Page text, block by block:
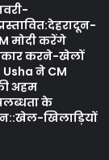
मोदी करेंगे
करने-खेलों
ने CM
अहम
के
खिलाड़ियों